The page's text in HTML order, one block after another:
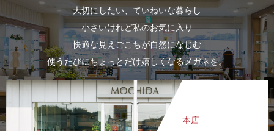
大切にしたい、ていねいな暮らし
小さいけれど私のお気に入り
快適な見えごこちが自然になじむ
使うたびにちょっとだけ嬉しくなるメガネを。
本店